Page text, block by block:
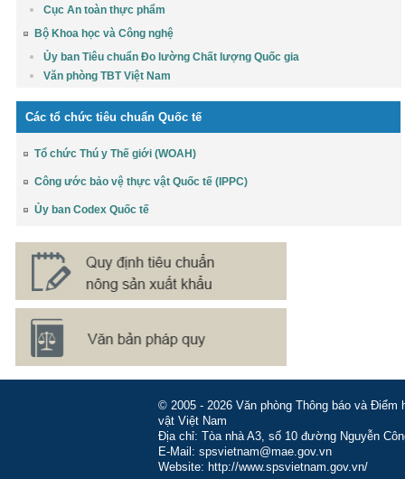
Cục An toàn thực phẩm
Bộ Khoa học và Công nghệ
Ủy ban Tiêu chuẩn Đo lường Chất lượng Quốc gia
Văn phòng TBT Việt Nam
Các tổ chức tiêu chuẩn Quốc tế
Tổ chức Thú y Thế giới (WOAH)
Công ước bảo vệ thực vật Quốc tế (IPPC)
Ủy ban Codex Quốc tế
© 2005 - 2026 Văn phòng Thông báo và
vật Việt Nam
Địa chỉ: Tòa nhà A3, số 10 đường Nguyễn
E-Mail: spsvietnam@mae.gov.vn
Website: http://www.spsvietnam.gov.vn/